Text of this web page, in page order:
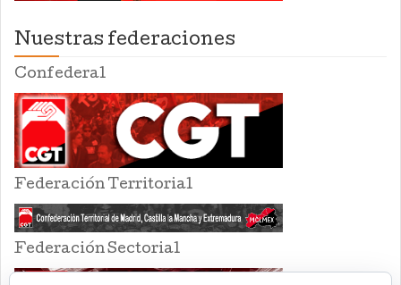
Nuestras federaciones
Confederal
Federación Territorial
Federación Sectorial